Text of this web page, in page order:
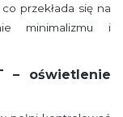
przekłada się na
minimalizmu i
– oświetlenie